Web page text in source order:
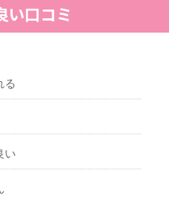
い口コミ
る
い